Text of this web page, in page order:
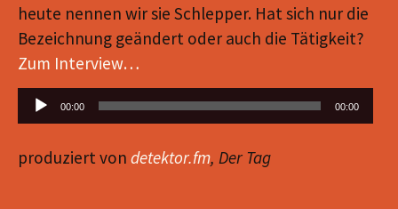
heute nennen wir sie Schlepper. Hat sich nur die
Bezeichnung geändert oder auch die Tätigkeit?
Zum Interview…
Audio-00:00 00:00
produziert von detektor.fm, Der Tag